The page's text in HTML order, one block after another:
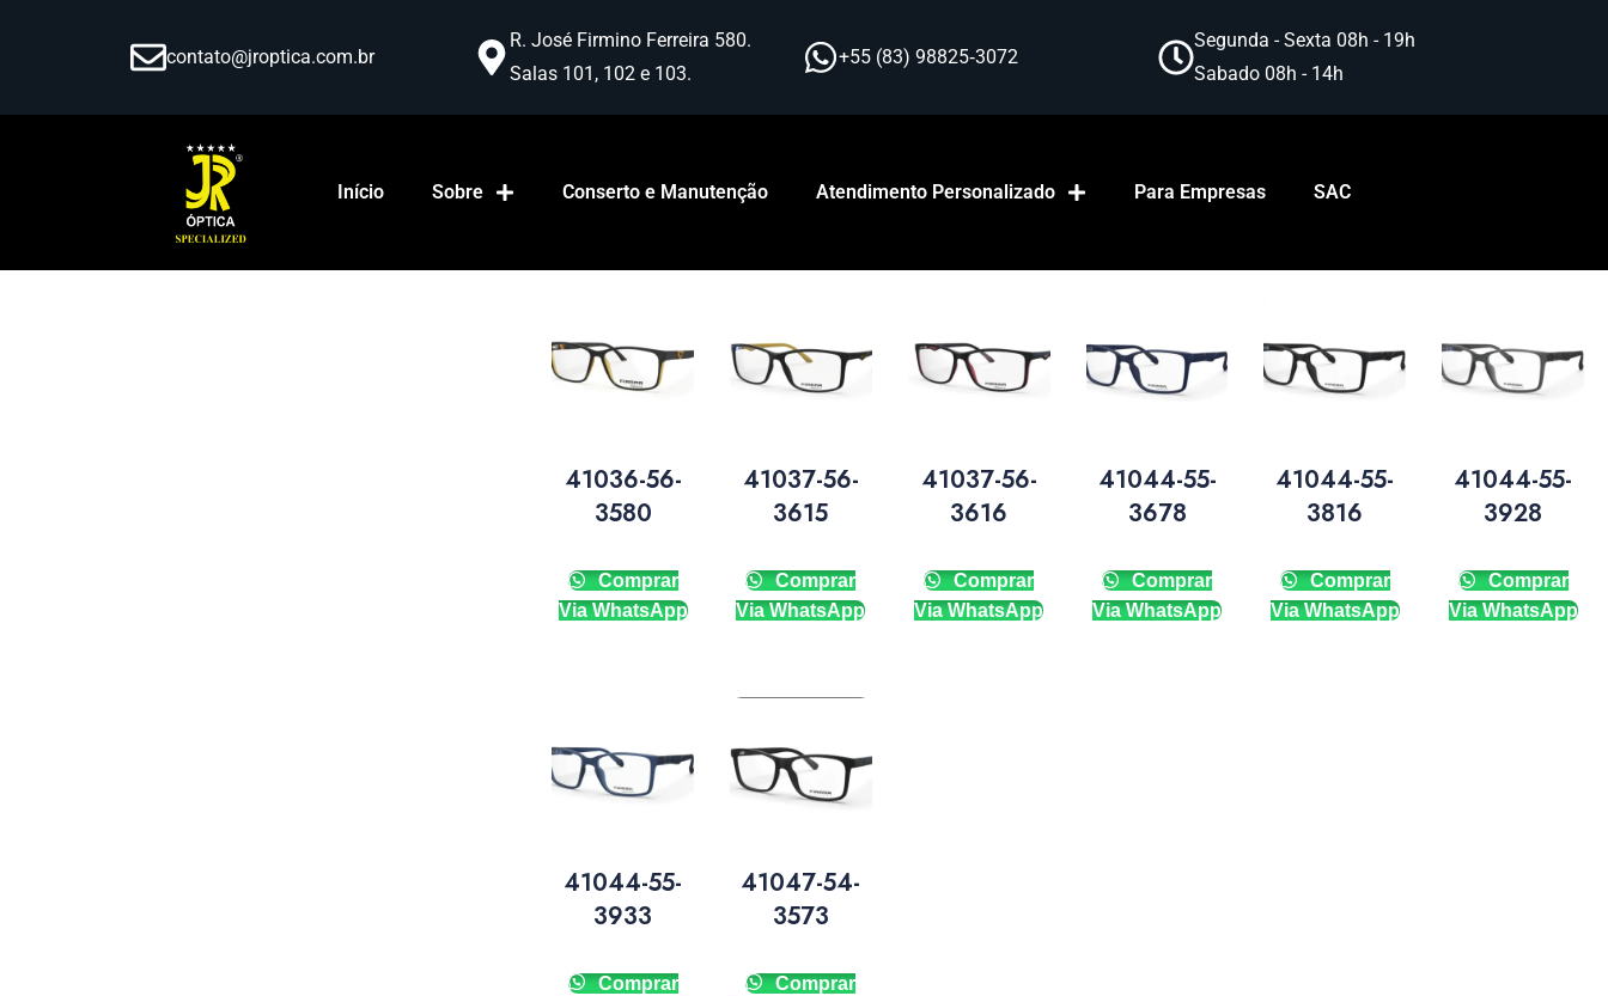
contato@jroptica.com.br
R. José Firmino Ferreira 580.
Salas 101, 102 e 103.
+55 (83) 98825‑3072
Segunda - Sexta 08h - 19h
Sabado 08h - 14h
Início Sobre Conserto e Manutenção Atendimento Personalizado Para Empresas SAC
41036-56-
3580
Comprar
Via WhatsApp
41037-56-
3615
Comprar
Via WhatsApp
41037-56-
3616
Comprar
Via WhatsApp
41044-55-
3678
Comprar
Via WhatsApp
41044-55-
3816
Comprar
Via WhatsApp
41044-55-
3928
Comprar
Via WhatsApp
41044-55-
3933
Comprar
41047-54-
3573
Comprar